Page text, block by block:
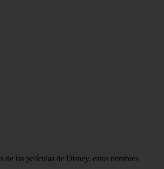
de las películas de Disney, estos nombres